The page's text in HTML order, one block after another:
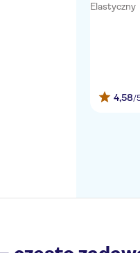
Elastyczny
4,58/